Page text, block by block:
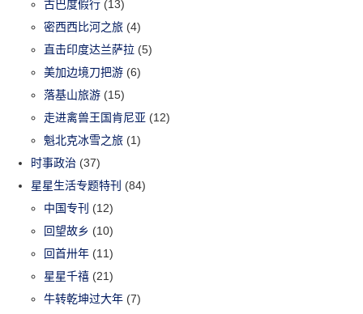
古巴度假行 (13)
密西西比河之旅 (4)
直击印度达兰萨拉 (5)
美加边境刀把游 (6)
落基山旅游 (15)
走进禽兽王国肯尼亚 (12)
魁北克冰雪之旅 (1)
时事政治 (37)
星星生活专题特刊 (84)
中国专刊 (12)
回望故乡 (10)
回首卅年 (11)
星星千禧 (21)
牛转乾坤过大年 (7)